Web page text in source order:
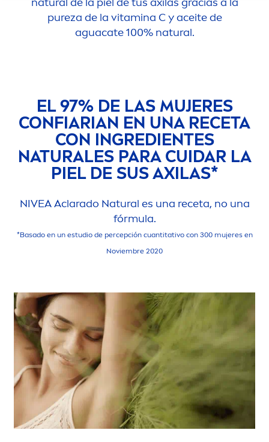
pureza de la vitamina C y aceite de
aguacate 100% natural.
EL 97% DE LAS MUJERES
CONFIARIAN EN UNA RECETA
CON INGREDIENTES
NATURALES PARA CUIDAR LA
PIEL DE SUS AXILAS*
NIVEAAclarado Natural es una receta, no una
fórmula.
*Basado en un estudio de percepción cuantitativo con 300 mujeres en
Noviembre 2020